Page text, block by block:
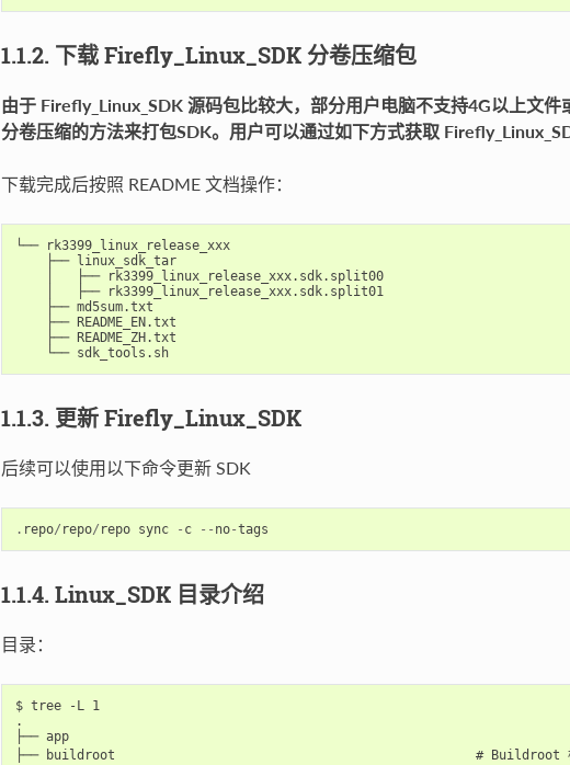
1.1.2. 下载 Firefly_Linux_SDK 分卷压缩包
由于 Firefly_Linux_SDK 源码包比较大，部分用户电脑不支持4G以上文
分卷压缩的方法来打包SDK。用户可以通过如下方式获取
下载完成后按照 README 文档操作：
└── rk3399_linux_release_xxx
    ├── linux_sdk_tar
    │   ├── rk3399_linux_release_xxx.sdk.split00
    │   ├── rk3399_linux_release_xxx.sdk.split01
    ├── md5sum.txt
    ├── README_EN.txt
    ├── README_ZH.txt
    └── sdk_tools.sh
1.1.3. 更新 Firefly_Linux_SDK
后续可以使用以下命令更新 SDK
. repo/ repo/ repo sync - c -- no-tags
1.1.4. Linux_SDK 目录介绍
目录：
$ tree -L 1
.
├── app
├── buildroot                                               # Buildroot 根文件